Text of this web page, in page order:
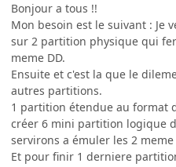
Bonjour a tous !!
Mon besoin est le suivant : Je
sur 2 partition physique qui
meme DD.
Ensuite et c'est la que le
autres partitions.
1 partition étendue au format
créer 6 mini partition logique
servirons a émuler les 2 meme
Et pour finir 1 derniere